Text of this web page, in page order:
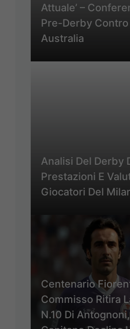
Attuale’ –
Pre-Derby Contro
Australia
Analisi Del Derby
Prestazioni E
Giocatori Del
Centenario
Commisso Ritira
N.10 Di Antognoni,